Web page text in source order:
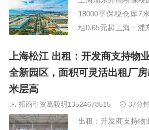
18000平保税仓库7
租0.65元起上海 · 浦
售选址 · 发布日期
区外高桥保税区当前
准厂房资源释放。诚
上海松江 出租：开发商支持物
全新园区，面积可灵活出租厂
米层高
招商引资葛毅明13524678515 37分
出租：开发商支持物